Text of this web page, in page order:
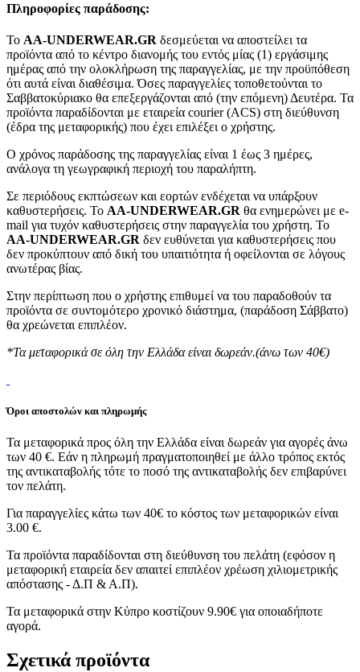
Πληροφορίες παράδοσης:
To AA-UNDERWEAR.GR δεσμεύεται να αποστείλει τα
προϊόντα από το κέντρο διανομής του εντός μίας (1) εργάσιμης
ημέρας από την ολοκλήρωση της παραγγελίας, με την προϋπόθεση
ότι αυτά είναι διαθέσιμα. Όσες παραγγελίες τοποθετούνται το
Σαββατοκύριακο θα επεξεργάζονται από (την επόμενη) Δευτέρα. Τα
προϊόντα παραδίδονται με εταιρεία courier (ACS) στη διεύθυνση
(έδρα της μεταφορικής) που έχει επιλέξει ο χρήστης.
Ο χρόνος παράδοσης της παραγγελίας είναι 1 έως 3 ημέρες,
ανάλογα τη γεωγραφική περιοχή του παραλήπτη.
Σε περιόδους εκπτώσεων και εορτών ενδέχεται να υπάρξουν
καθυστερήσεις. Το AA-UNDERWEAR.GR θα ενημερώνει με e-
mail για τυχόν καθυστερήσεις στην παραγγελία του χρήστη. Το
AA-UNDERWEAR.GR δεν ευθύνεται για καθυστερήσεις που
δεν προκύπτουν από δική του υπαιτιότητα ή οφείλονται σε λόγους
ανωτέρας βίας.
Στην περίπτωση που ο χρήστης επιθυμεί να του παραδοθούν τα
προϊόντα σε συντομότερο χρονικό διάστημα, (παράδοση Σάββατο)
θα χρεώνεται επιπλέον.
*Τα μεταφορικά σε όλη την Ελλάδα είναι δωρεάν.(άνω των 40€)
Όροι αποστολών και πληρωμής
Τα μεταφορικά προς όλη την Ελλάδα είναι δωρεάν για αγορές άνω
των 40 €. Εάν η πληρωμή πραγματοποιηθεί με άλλο τρόπος εκτός
της αντικαταβολής τότε το ποσό της αντικαταβολής δεν επιβαρύνει
τον πελάτη.
Για παραγγελίες κάτω των 40€ το κόστος των μεταφορικών είναι
3.00 €.
Τα προϊόντα παραδίδονται στη διεύθυνση του πελάτη (εφόσον η
μεταφορική εταιρεία δεν απαιτεί επιπλέον χρέωση χιλιομετρικής
απόστασης - Δ.Π & Α.Π).
Τα μεταφορικά στην Κύπρο κοστίζουν 9.90€ για οποιαδήποτε
αγορά.
Σχετικά προϊόντα